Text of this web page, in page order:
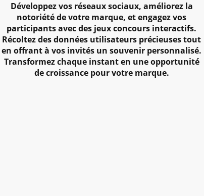
Développez vos réseaux sociaux, améliorez la
notoriété de votre marque, et engagez vos
participants avec des jeux concours interactifs.
Récoltez des données utilisateurs précieuses tout
en offrant à vos invités un souvenir personnalisé.
Transformez chaque instant en une opportunité
de croissance pour votre marque.